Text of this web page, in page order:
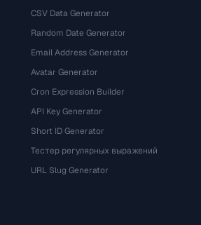
CSV Data Generator
Random Date Generator
Email Address Generator
Avatar Generator
Cron Expression Builder
API Key Generator
Short ID Generator
Тестер регулярных выражений
URL Slug Generator